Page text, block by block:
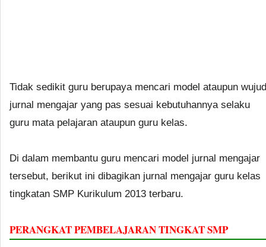
Tidak sedikit guru berupaya mencari model ataupun wujud
jurnal mengajar yang pas sesuai kebutuhannya selaku
guru mata pelajaran ataupun guru kelas.
Di dalam membantu guru mencari model jurnal mengajar
tersebut, berikut ini dibagikan jurnal mengajar guru kelas
tingkatan SMP Kurikulum 2013 terbaru.
PERANGKAT PEMBELAJARAN TINGKAT SMP